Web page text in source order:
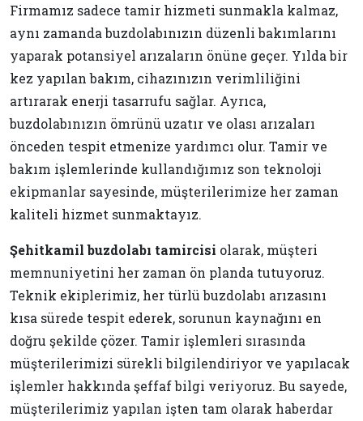
Firmamız sadece tamir hizmeti sunmakla kalmaz,
aynı zamanda buzdolabınızın düzenli bakımlarını
yaparak potansiyel arızaların önüne geçer. Yılda bir
kez yapılan bakım, cihazınızın verimliliğini
artırarak enerji tasarrufu sağlar. Ayrıca,
buzdolabınızın ömrünü uzatır ve olası arızaları
önceden tespit etmenize yardımcı olur. Tamir ve
bakım işlemlerinde kullandığımız son teknoloji
ekipmanlar sayesinde, müşterilerimize her zaman
kaliteli hizmet sunmaktayız.
Şehitkamil buzdolabı tamircisi olarak, müşteri
memnuniyetini her zaman ön planda tutuyoruz.
Teknik ekiplerimiz, her türlü buzdolabı arızasını
kısa sürede tespit ederek, sorunun kaynağını en
doğru şekilde çözer. Tamir işlemleri sırasında
müşterilerimizi sürekli bilgilendiriyor ve yapılacak
işlemler hakkında şeffaf bilgi veriyoruz. Bu sayede,
müşterilerimiz yapılan işten tam olarak haberdar